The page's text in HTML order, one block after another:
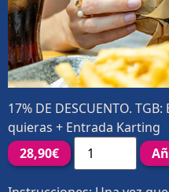
17% DE DESCUENTO.
quieras + Entrada Karting
28,90€